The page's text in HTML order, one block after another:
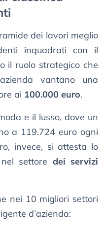
dei lavori meglio
inquadrati con il
il ruolo strategico che
vantano una
ai 100.000 euro.
e il lusso, dove un
a 119.724 euro ogni
invece, si attesta lo
settore dei servizi
nei 10 migliori settori
d’azienda: